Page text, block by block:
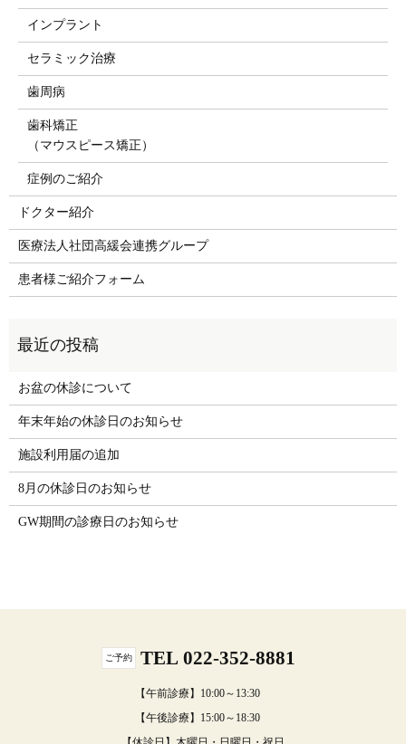
インプラント
セラミック治療
歯周病
歯科矯正
（マウスピース矯正）
症例のご紹介
ドクター紹介
医療法人社団高緩会連携グループ
患者様ご紹介フォーム
お盆の休診について
年末年始の休診日のお知らせ
施設利用届の追加
8月の休診日のお知らせ
GW期間の診療日のお知らせ
ご予約 TEL 022-352-8881
【午前診療】10:00～13:30
【午後診療】15:00～18:30